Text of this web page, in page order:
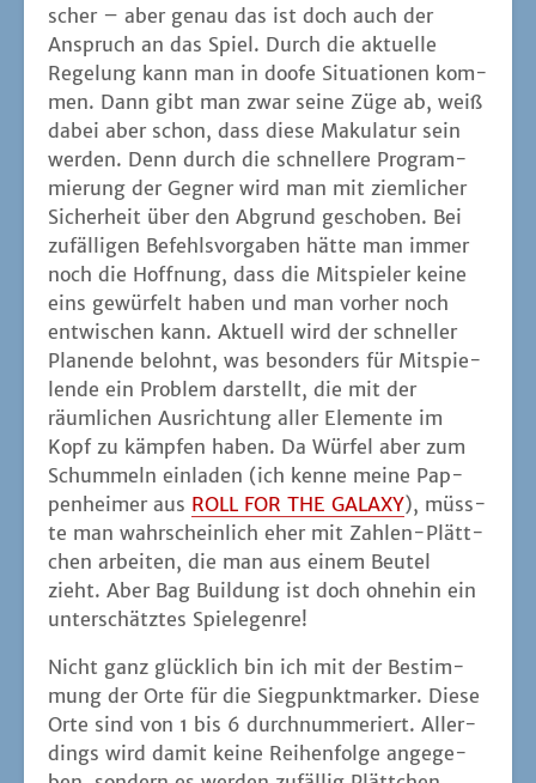
scher – aber genau das ist doch auch der
Anspruch an das Spiel. Durch die aktu­el­le
Rege­lung kann man in doo­fe Situa­tio­nen kom­
men. Dann gibt man zwar sei­ne Züge ab, weiß
dabei aber schon, dass die­se Maku­la­tur sein
wer­den. Denn durch die schnel­le­re Pro­gram­
mie­rung der Geg­ner wird man mit ziem­li­cher
Sicher­heit über den Abgrund gescho­ben. Bei
zufäl­li­gen Befehls­vor­ga­ben hät­te man immer
noch die Hoff­nung, dass die Mit­spie­ler kei­ne
eins gewür­felt haben und man vor­her noch
ent­wi­schen kann. Aktu­ell wird der schnel­ler
Pla­nen­de belohnt, was beson­ders für Mit­spie­
len­de ein Pro­blem dar­stellt, die mit der
räum­li­chen Aus­rich­tung aller Ele­men­te im
Kopf zu kämp­fen haben. Da Wür­fel aber zum
Schum­meln ein­la­den (ich ken­ne mei­ne Pap­
pen­hei­mer aus ROLL FOR THE GALAXY), müss­
te man wahr­schein­lich eher mit Zah­len-Plätt­
chen arbei­ten, die man aus einem Beu­tel
zieht. Aber Bag Buil­dung ist doch ohne­hin ein
unter­schätz­tes Spielegenre!
Nicht ganz glück­lich bin ich mit der Bestim­
mung der Orte für die Sieg­punkt­mar­ker. Die­se
Orte sind von 1 bis 6 durch­num­me­riert. Aller­
dings wird damit kei­ne Rei­hen­fol­ge ange­ge­